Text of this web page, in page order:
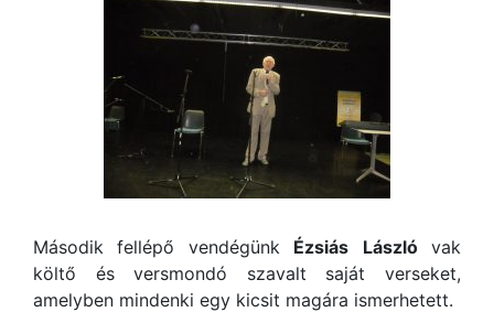
Második fellépő vendégünk Ézsiás Lászlóvak
költő és versmondó szavalt saját verseket,
amelyben mindenki egy kicsit magára ismerhetett.